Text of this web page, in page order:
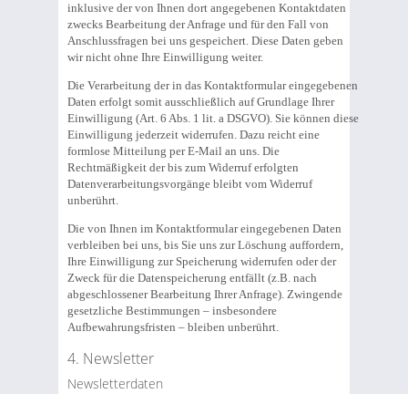
inklusive der von Ihnen dort angegebenen Kontaktdaten
zwecks Bearbeitung der Anfrage und für den Fall von
Anschlussfragen bei uns gespeichert. Diese Daten geben
wir nicht ohne Ihre Einwilligung weiter.
Die Verarbeitung der in das Kontaktformular eingegebenen
Daten erfolgt somit ausschließlich auf Grundlage Ihrer
Einwilligung (Art. 6 Abs. 1 lit. a DSGVO). Sie können diese
Einwilligung jederzeit widerrufen. Dazu reicht eine
formlose Mitteilung per E-Mail an uns. Die
Rechtmäßigkeit der bis zum Widerruf erfolgten
Datenverarbeitungsvorgänge bleibt vom Widerruf
unberührt.
Die von Ihnen im Kontaktformular eingegebenen Daten
verbleiben bei uns, bis Sie uns zur Löschung auffordern,
Ihre Einwilligung zur Speicherung widerrufen oder der
Zweck für die Datenspeicherung entfällt (z.B. nach
abgeschlossener Bearbeitung Ihrer Anfrage). Zwingende
gesetzliche Bestimmungen – insbesondere
Aufbewahrungsfristen – bleiben unberührt.
4. Newsletter
Newsletterdaten